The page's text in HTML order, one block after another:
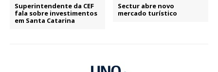
Superintendente da CEF
fala sobre investimentos
em Santa Catarina
Sectur abre novo
mercado turístico